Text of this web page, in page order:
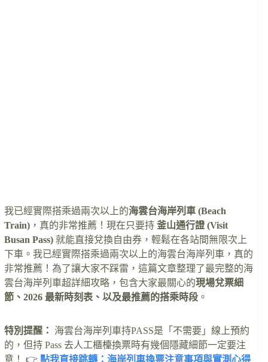
我已經實際搭乘過兩次以上的海雲台海岸列車 (Beach
Train) ，真的非常推薦！現在只要持 釜山通行證 (Visit
Busan Pass) 就能直接兌換自由券，輕鬆在各站間無限次上
下車。我已經實際搭乘過兩次以上的海雲台海岸列車，真的
非常推薦！為了讓大家不踩雷，這篇文章整理了最完整的海
雲台海岸列車超詳細攻略，包含大家最關心的現場兌票細
節、2026 最新時刻表、以及最推薦的搭乘時段 。
特別提醒：
海雲台海岸列車持PASS是「不需要」線上預約
的，但持 Pass 去人工櫃檯換票時有幾個隱藏細節一定要注
意！ 👉 點我直接跳轉：海岸列車換票注意事項與實測心得